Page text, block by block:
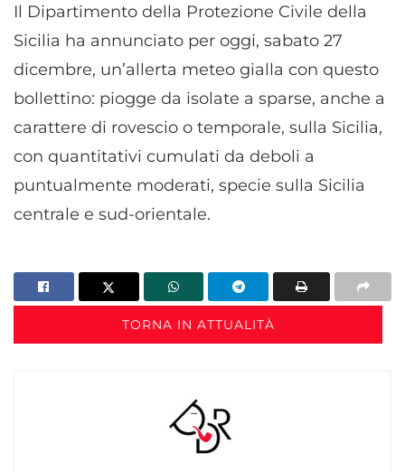
Il Dipartimento della Protezione Civile della
Sicilia ha annunciato per oggi, sabato 27
dicembre, un’allerta meteo gialla con questo
bollettino: piogge da isolate a sparse, anche a
carattere di rovescio o temporale, sulla Sicilia,
con quantitativi cumulati da deboli a
puntualmente moderati, specie sulla Sicilia
centrale e sud-orientale.
TORNA IN ATTUALITÀ